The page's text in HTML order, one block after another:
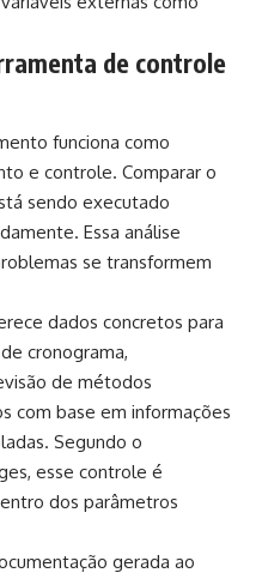
de controle
funciona como
e controle. Comparar o
sendo executado
Essa análise
se transformem
dados concretos para
cronograma,
de métodos
com base em informações
Segundo o
esse controle é
dos parâmetros
gerada ao